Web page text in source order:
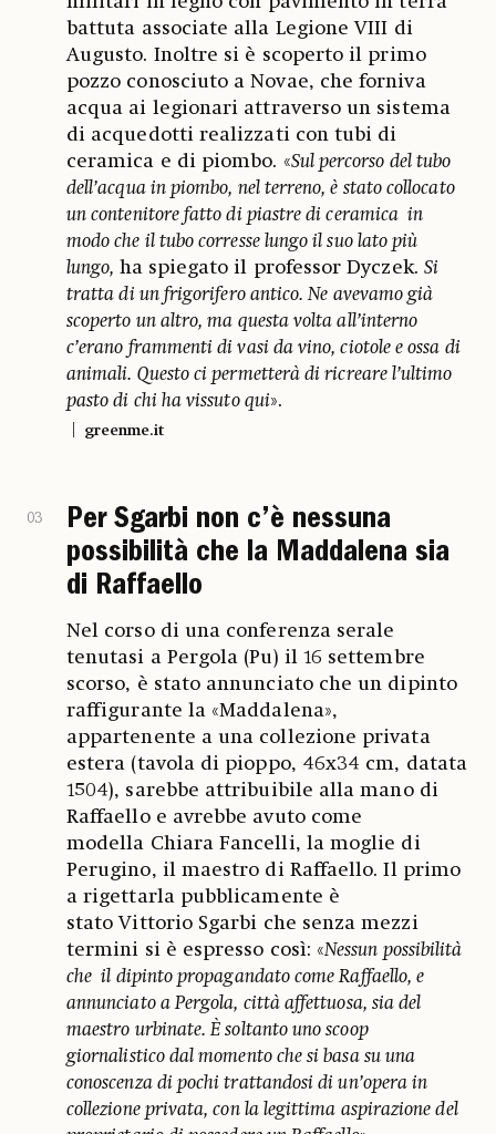
battuta associate alla Legione VIII di
Augusto. Inoltre si è scoperto il primo
pozzo conosciuto a Novae, che forniva
acqua ai legionari attraverso un sistema
di acquedotti realizzati con tubi di
ceramica e di piombo. «Sul percorso del tubo
dell’acqua in piombo, nel terreno, è stato collocato
un contenitore fatto di piastre di ceramica in
modo che il tubo corresse lungo il suo lato più
lungo, ha spiegato il professor Dyczek. Si
tratta di un frigorifero antico. Ne avevamo già
scoperto un altro, ma questa volta all’interno
c’erano frammenti di vasi da vino, ciotole e ossa di
animali. Questo ci permetterà di ricreare l’ultimo
pasto di chi ha vissuto qui».
greenme.it
03
Per Sgarbi non c’è nessuna
possibilità che la Maddalena sia
di Raffaello
Nel corso di una conferenza serale
tenutasi a Pergola (Pu) il 16 settembre
scorso, è stato annunciato che un dipinto
raffigurante la «Maddalena»,
appartenente a una collezione privata
estera (tavola di pioppo, 46x34 cm, datata
1504), sarebbe attribuibile alla mano di
Raffaello e avrebbe avuto come
modella Chiara Fancelli, la moglie di
Perugino, il maestro di Raffaello. Il primo
a rigettarla pubblicamente è
stato Vittorio Sgarbi che senza mezzi
termini si è espresso così: «Nessun possibilità
che il dipinto propagandato come Raffaello, e
annunciato a Pergola, città affettuosa, sia del
maestro urbinate. È soltanto uno scoop
giornalistico dal momento che si basa su una
conoscenza di pochi trattandosi di un’opera in
collezione privata, con la legittima aspirazione del